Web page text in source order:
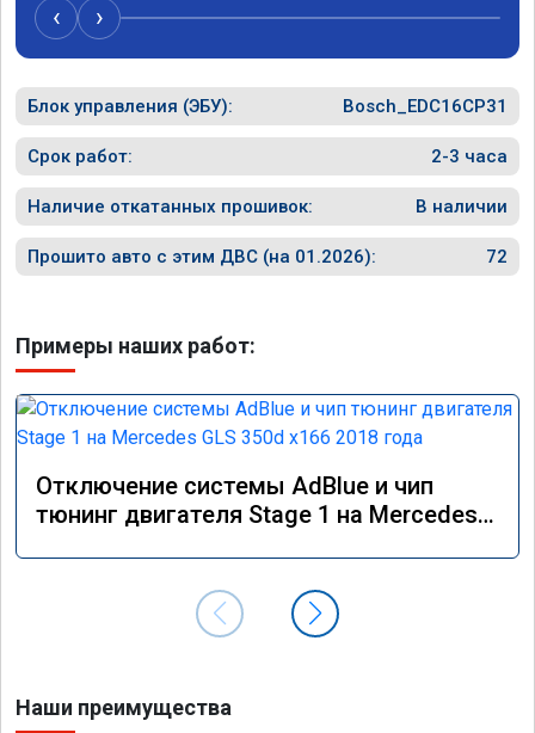
‹ ›
Блок управления (ЭБУ): Bosch_EDC16CP31
Срок работ: 2-3 часа
Наличие откатанных прошивок: В наличии
Прошито авто с этим ДВС (на 01.2026): 72
Примеры наших работ:
Отключение системы AdBlue и чип
тюнинг двигателя Stage 1 на Mercedes
Наши преимущества